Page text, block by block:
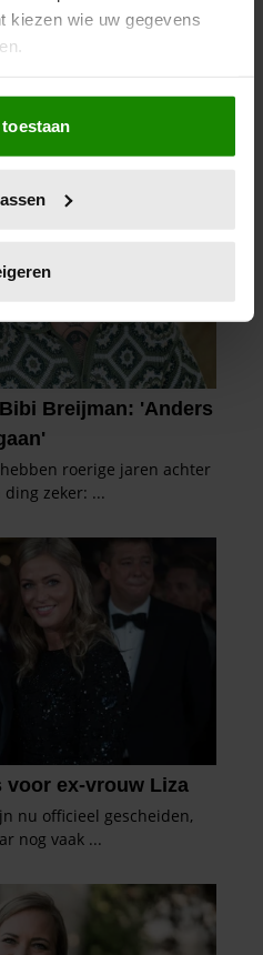
kiezen wie uw gegevens
ook graag:
over uw geografische
meter nauwkeurig kan zijn
(fingerprinting)
in het
en advertenties te
voor social media te bieden
analyseren. Ook delen we
onze site met onze
en analyse. Deze
combineren met andere
verstrekt of die ze hebben
gebruik van hun services. U
als u onze website blijft